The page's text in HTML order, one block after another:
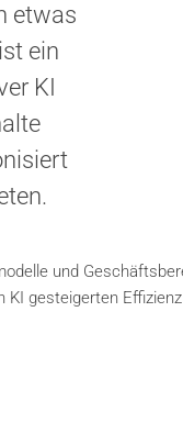
etwas
ein
KI
und
KI gesteigerten